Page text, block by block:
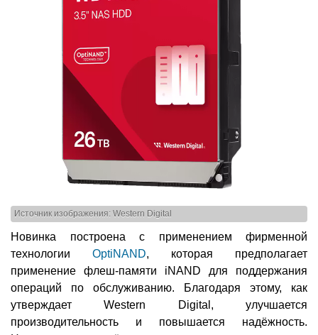
Источник изображения: Western Digital
Новинка построена с применением фирменной
технологии OptiNAND, которая предполагает
применение флеш-памяти iNAND для поддержания
операций по обслуживанию. Благодаря этому, как
утверждает Western Digital, улучшается
производительность и повышается надёжность.